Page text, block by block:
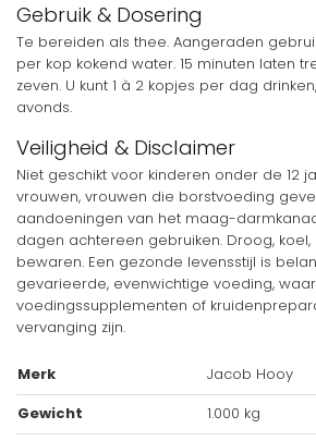
Gebruik & Dosering
Te bereiden als thee. Aangeraden
per kop kokend water. 15 minuten laten
zeven. U kunt 1 à 2 kopjes per dag
avonds.
Veiligheid & Disclaimer
Niet geschikt voor kinderen onder de 12
vrouwen, vrouwen die borstvoeding
aandoeningen van het maag-
dagen achtereen gebruiken. Droog,
bewaren. Een gezonde levensstijl is
gevarieerde, evenwichtige voeding,
voedingssupplementen of
vervanging zijn.
Merk
Jacob Hooy
Gewicht
1.000 kg